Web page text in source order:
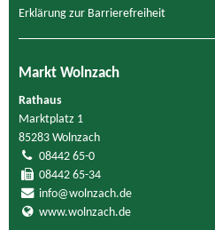
Erklärung zur Barrierefreiheit
Markt Wolnzach
Rathaus
Marktplatz 1
85283 Wolnzach
08442 65-0
08442 65-34
info@wolnzach.de
www.wolnzach.de